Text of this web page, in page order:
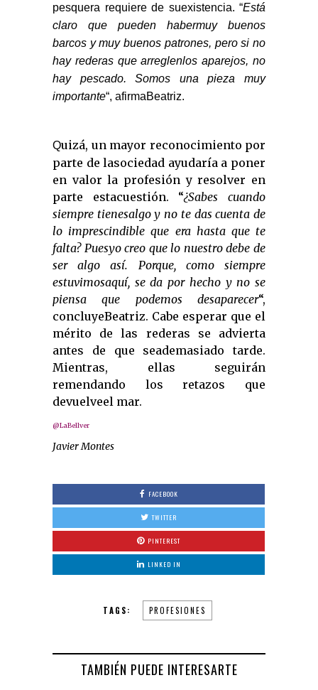
pesquera requiere de suexistencia. “Está
claro que pueden habermuy buenos
barcos y muy buenos patrones, pero si no
hay rederas que arreglenlos aparejos, no
hay pescado. Somos una pieza muy
importante“, afirmaBeatriz.
Quizá, un mayor reconocimiento por
parte de lasociedad ayudaría a poner
en valor la profesión y resolver en
parte estacuestión. “¿Sabes cuando
siempre tienesalgo y no te das cuenta de
lo imprescindible que era hasta que te
falta? Puesyo creo que lo nuestro debe de
ser algo así. Porque, como siempre
estuvimosaquí, se da por hecho y no se
piensa que podemos desaparecer“,
concluyeBeatriz. Cabe esperar que el
mérito de las rederas se advierta
antes de que seademasiado tarde.
Mientras, ellas seguirán
remendando los retazos que
devuelveel mar.
@LaBellver
Javier Montes
FACEBOOK
TWITTER
PINTEREST
LINKED IN
TAGS: PROFESIONES
TAMBIÉN PUEDE INTERESARTE